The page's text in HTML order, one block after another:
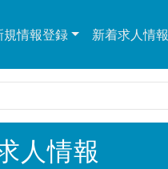
規情報登録 新着求人情報
人情報